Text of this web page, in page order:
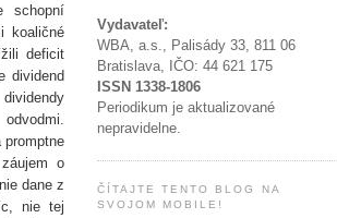
schopní
koaličné
deficit
dividend
o
dane z
nie tej
Vydavateľ:
WBA, a.s., Palisády 33, 811 06
Bratislava, IČO: 44 621 175
ISSN 1338-1806
Periodikum je aktualizované
nepravidelne.
ČÍTAJTE TENTO BLOG NA
SVOJOM MOBILE!